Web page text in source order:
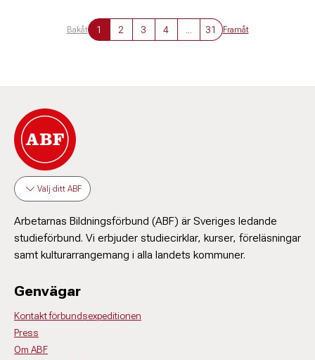
Bakåt 1 2 3 4 31 Framåt
Välj ditt ABF
Arbetarnas Bildningsförbund (ABF) är Sveriges ledande
studieförbund. Vi erbjuder studiecirklar, kurser, föreläsningar
samt kulturarrangemang i alla landets kommuner.
Genvägar
Kontakt förbundsexpeditionen
Press
Om ABF